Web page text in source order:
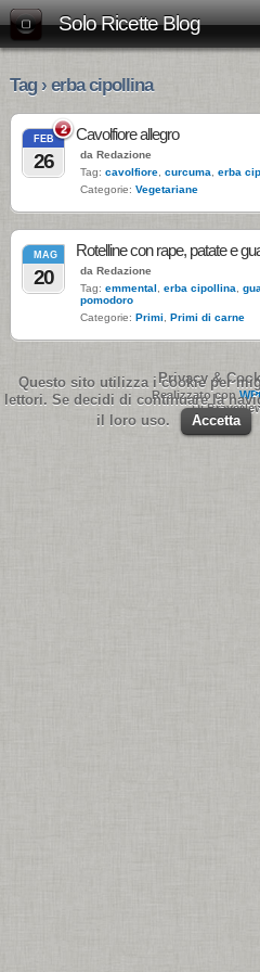
Solo Ricette Blog
Tag › erba cipollina
2
FEB
26
Cavolfiore allegro
da Redazione
Tag: cavolfiore curcuma erba
Categorie: Vegetariane
MAG
20
Rotelline con rape, patate e
da Redazione
Tag: emmental erba cipollina
pomodoro
Categorie: Primi Primi di carne
Questo sito utilizza i cookie per
lettori. Se decidi di continuare la
il loro uso.
Accetta
Privacy &
Realizzato con
Di